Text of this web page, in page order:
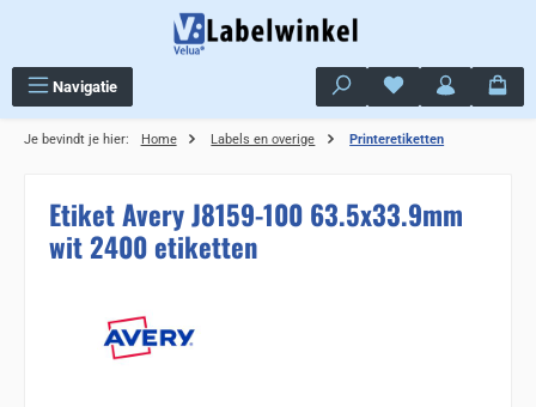
Navigatie Je hebt 0 items op
Je bevindt je hier: Home Labels en overige Printeretiketten
Etiket Avery J8159-100 63.5x33.9mm
wit 2400 etiketten